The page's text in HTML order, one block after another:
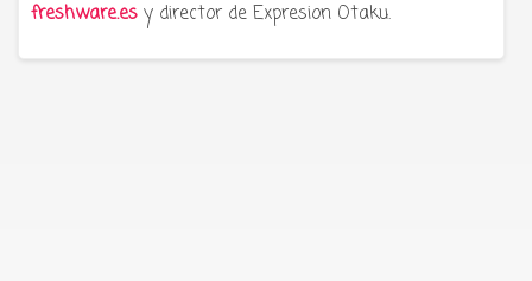
freshware.es y director de Expresion Otaku.